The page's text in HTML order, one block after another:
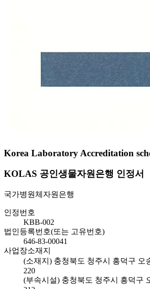
Korea Laboratory Accreditation
KOLAS 공인생물자원은행 인정서
국가병원체자원은행
인정번호
KBB-002
법인등록번호(또는 고유번호)
646-83-00041
사업장소재지
(소재지) 충청북도 청주시 흥덕구 오
220
(부속시설) 충청북도 청주시 흥덕구